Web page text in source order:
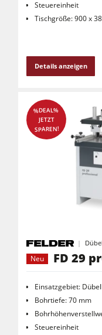
Steuereinheit
Tischgröße: 900 x
Details anzeigen
%DEAL%
JETZT
SPAREN!
Neu
FD 29
Einsatzgebiet:
Bohrtiefe: 70 mm
Steuereinheit